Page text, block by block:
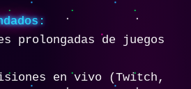
prolongadas de juegos
en vivo (Twitch,